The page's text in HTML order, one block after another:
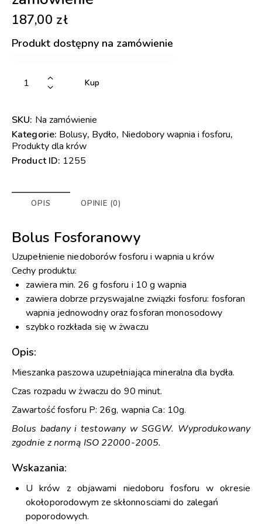
187,00 zł
Produkt dostępny na zamówienie
Kup
SKU: Na zamówienie
Kategorie: Bolusy, Bydło, Niedobory wapnia i fosforu,
Produkty dla krów
Product ID: 1255
OPIS OPINIE (0)
Bolus Fosforanowy
Uzupełnienie niedoborów fosforu i wapnia u krów
Cechy produktu:
zawiera min. 26 g fosforu i 10 g wapnia
zawiera dobrze przyswajalne związki fosforu: fosforan
wapnia jednowodny oraz fosforan monosodowy
szybko rozkłada się w żwaczu
Opis:
Mieszanka paszowa uzupełniająca mineralna dla bydła.
Czas rozpadu w żwaczu do 90 minut.
Zawartość fosforu P: 26g, wapnia Ca: 10g.
Bolus badany i testowany w SGGW. Wyprodukowany
zgodnie z normą ISO 22000-2005.
Wskazania:
U krów z objawami niedoboru fosforu w okresie
okołoporodowym ze skłonnosciami do zalegań
poporodowych.